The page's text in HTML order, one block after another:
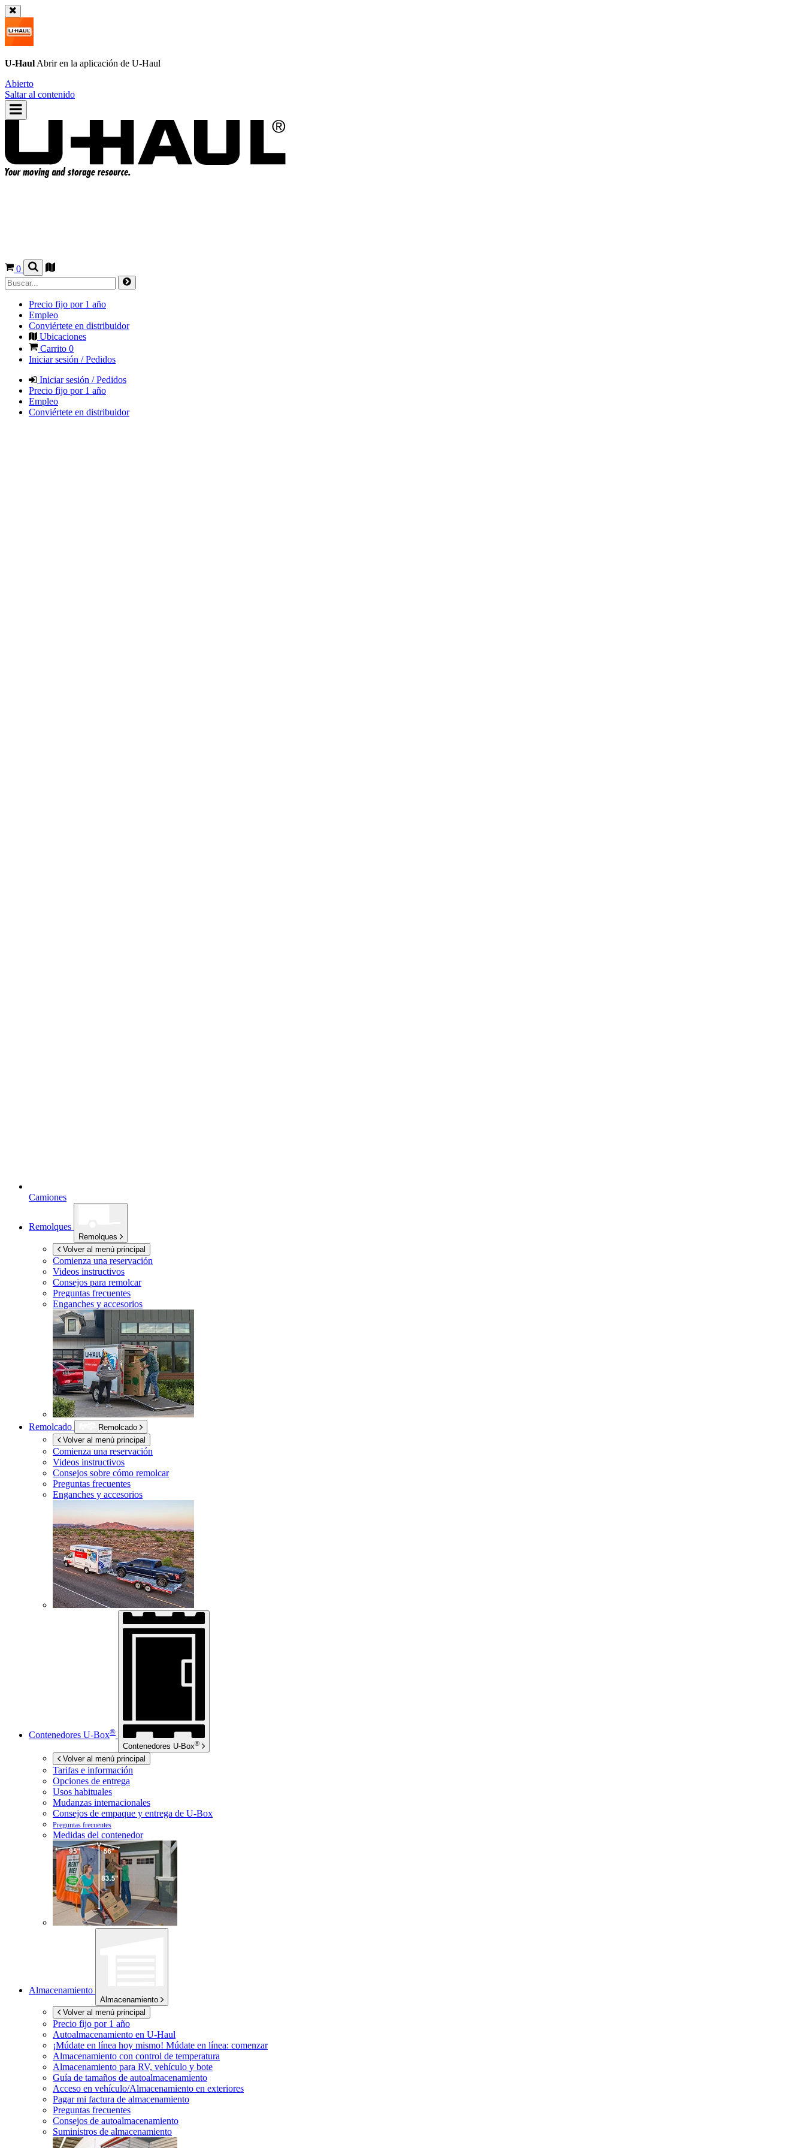
U-Haul Abrir en la aplicación de U-Haul
Abierto
Saltar al contenido
0
Precio fijo por 1 año
Empleo
Conviértete en distribuidor
Ubicaciones
Carrito 0
Iniciar sesión / Pedidos
Iniciar sesión / Pedidos
Precio fijo por 1 año
Empleo
Conviértete en distribuidor
Camiones
Remolques
Remolques
Volver al menú principal
Comienza una reservación
Videos instructivos
Consejos para remolcar
Preguntas frecuentes
Enganches y accesorios
Remolcado
Remolcado
Volver al menú principal
Comienza una reservación
Videos instructivos
Consejos sobre cómo remolcar
Preguntas frecuentes
Enganches y accesorios
Contenedores U-Box®
Contenedores U-Box®
Volver al menú principal
Tarifas e información
Opciones de entrega
Usos habituales
Mudanzas internacionales
Consejos de empaque y entrega de U-Box
Preguntas frecuentes
Medidas del contenedor
Almacenamiento
Almacenamiento
Volver al menú principal
Precio fijo por 1 año
Autoalmacenamiento en U-Haul
¡Múdate en línea hoy mismo! Múdate en línea: comenzar
Almacenamiento con control de temperatura
Almacenamiento para RV, vehículo y bote
Guía de tamaños de autoalmacenamiento
Acceso en vehículo/Almacenamiento en exteriores
Pagar mi factura de almacenamiento
Preguntas frecuentes
Consejos de autoalmacenamiento
Suministros de almacenamiento